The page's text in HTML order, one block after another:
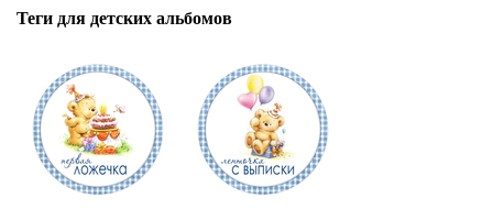
Теги для детских альбомов